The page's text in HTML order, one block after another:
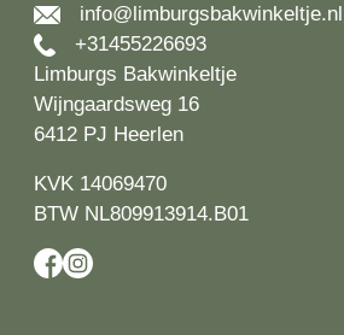
info@limburgsbakwinkeltje.nl
+31455226693
Limburgs Bakwinkeltje
Wijngaardsweg 16
6412 PJ Heerlen
KVK 14069470
BTW NL809913914.B01